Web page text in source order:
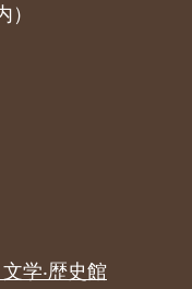
学‧歴史館